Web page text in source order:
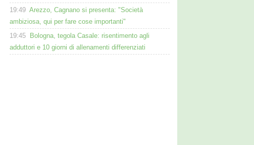
19:49 Arezzo, Cagnano si presenta: "Società
ambiziosa, qui per fare cose importanti"
19:45
Bologna, tegola Casale: risentimento agli
adduttori e 10 giorni di allenamenti differenziati